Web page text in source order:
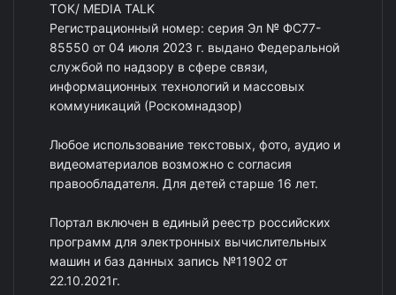
ТОК/ MEDIA TALK
Регистрационный номер: серия Эл № ФС77-
85550 от 04 июля 2023 г. выдано Федеральной
службой по надзору в сфере связи,
информационных технологий и массовых
коммуникаций (Роскомнадзор)
Любое использование текстовых, фото, аудио и
видеоматериалов возможно с согласия
правообладателя. Для детей старше 16 лет.
Портал включен в единый реестр российских
программ для электронных вычислительных
машин и баз данных запись №11902 от
22.10.2021г.